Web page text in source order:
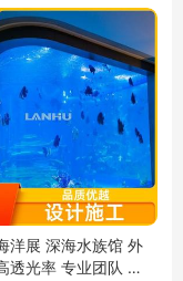
洋展 深海水族馆 外
透光率 专业团队 蓝